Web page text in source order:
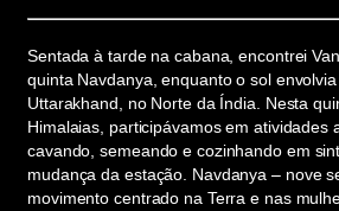
Sentada à tarde na cabana, encontrei
quinta Navdanya, enquanto o sol
Uttarakhand, no Norte da Índia. Nesta
Himalaias, participávamos em atividades
cavando, semeando e cozinhando em
mudança da estação. Navdanya – nove
movimento centrado na Terra e nas